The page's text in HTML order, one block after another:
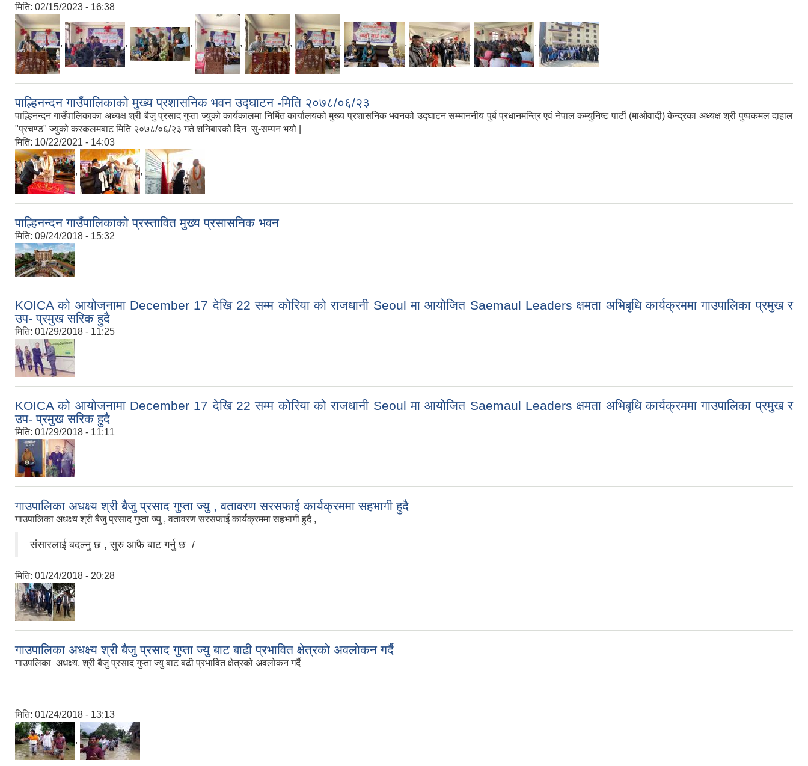
मिति: 02/15/2023 - 16:38
, , , , , , , , ,
पाल्हिनन्दन गाउँपालिकाको मुख्य प्रशासनिक भवन उद्घाटन -मिति २०७८/०६/२३
पाल्हिनन्दन गाउँपालिकाका अध्यक्ष श्री बैजु प्रसाद गुप्ता ज्युको कार्यकालमा निर्मित कार्यालयको मुख्य प्रशासनिक भवनको उद्घाटन सम्माननीय पुर्ब प्रधानमन्त्रि एवं नेपाल कम्युनिष्ट पार्टी (माओवादी) केन्द्रका अध्यक्ष श्री पुष्पकमल दाहाल
"प्रचण्ड" ज्युको करकलमबाट मिति २०७८/०६/२३ गते शनिबारको दिन सु-सम्पन भयो |
मिति: 10/22/2021 - 14:03
, ,
पाल्हिनन्दन गाउँपालिकाको प्रस्तावित मुख्य प्रसासनिक भवन
मिति: 09/24/2018 - 15:32
KOICA को आयोजनामा December 17 देखि 22 सम्म कोरिया को राजधानी Seoul मा आयोजित Saemaul Leaders क्षमता अभिबृधि कार्यक्रममा गाउपालिका प्रमुख र
उप- प्रमुख सरिक हुदै
मिति: 01/29/2018 - 11:25
KOICA को आयोजनामा December 17 देखि 22 सम्म कोरिया को राजधानी Seoul मा आयोजित Saemaul Leaders क्षमता अभिबृधि कार्यक्रममा गाउपालिका प्रमुख र
उप- प्रमुख सरिक हुदै
मिति: 01/29/2018 - 11:11
गाउपालिका अधक्ष्य श्री बैजु प्रसाद गुप्ता ज्यु , वतावरण सरसफाई कार्यक्रममा सहभागी हुदै
गाउपालिका अधक्ष्य श्री बैजु प्रसाद गुप्ता ज्यु , वतावरण सरसफाई कार्यक्रममा सहभागी हुदै ,
संसारलाई बदल्नु छ , सुरु आफै बाट गर्नु छ /
मिति: 01/24/2018 - 20:28
गाउपालिका अधक्ष्य श्री बैजु प्रसाद गुप्ता ज्यु बाट बाढी प्रभावित क्षेत्रको अवलोकन गर्दै
गाउपलिका अधक्ष्य, श्री बैजु प्रसाद गुप्ता ज्यु बाट बढी प्रभावित क्षेत्रको अवलोकन गर्दै
मिति: 01/24/2018 - 13:13
,